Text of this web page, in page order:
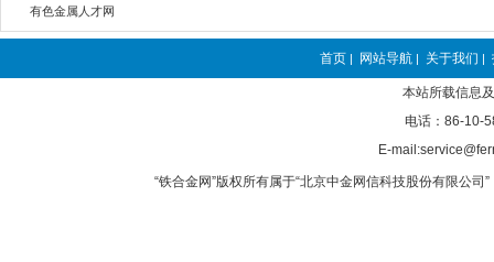
有色金属人才网
首页 | 网站导航 | 关于我们 |
本站所载信息
电话：86-10-
E-
“铁合金网”版权所有属于“北京中金网信科技股份有限公司